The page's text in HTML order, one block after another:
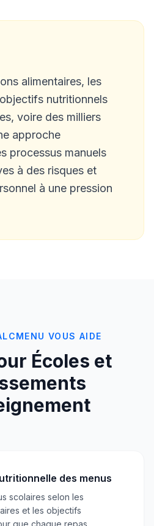
alimentaires, les
nutritionnels
voire des milliers
approche
processus manuels
à des risques et
à une pression
VOUS AIDE
Écoles et
des menus
scolaires selon les
et les objectifs
que chaque repas